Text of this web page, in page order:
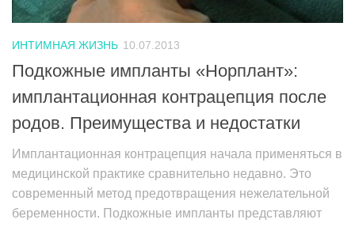
ИНТИМНАЯ ЖИЗНЬ 10.07.2013
Подкожные импланты «Норплант»:
имплантационная контрацепция после
родов. Преимущества и недостатки
Имплантационная контрацепция начала применяться в
медицинской практике сравнительно недавно. Это
современный метод предотвращения нежелательной
беременности. Подкожные импланты представляют